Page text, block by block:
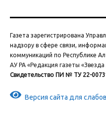
Газета зарегистрирована
надзору в сфере связи,
коммуникаций по Республике
АУ РА «Редакция газеты
Свидетельство ПИ № ТУ 22-
Версия сайта для